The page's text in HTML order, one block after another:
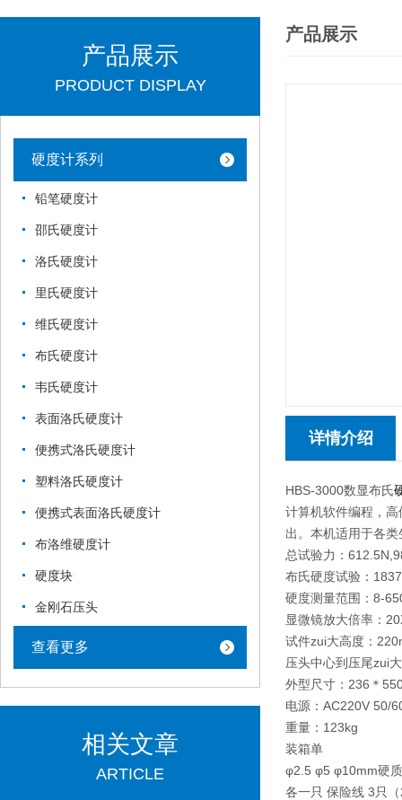
产品展示
PRODUCT DISPLAY
硬度计系列
铅笔硬度计
邵氏硬度计
洛氏硬度计
里氏硬度计
维氏硬度计
布氏硬度计
韦氏硬度计
表面洛氏硬度计
便携式洛氏硬度计
塑料洛氏硬度计
便携式表面洛氏硬度计
布洛维硬度计
硬度块
金刚石压头
查看更多
相关文章
ARTICLE
产品展示
详情介绍
HBS-3000数显布氏
计算机软件编程，
出。本机适用于各
总试验力：
布氏硬度试验：
硬度测量范围：8-
显微镜放大倍率：
试件zui大高度：
压头中心到压尾zui
外型尺寸：236＊
电源：AC220V 50/
重量：123kg
装箱单
φ2.5 φ5 φ10mm硬
各一只 保险线 3只